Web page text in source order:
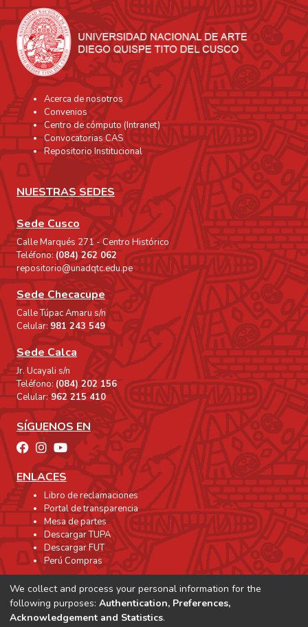
Acerca de nosotros
Convenios
Centro de cómputo (Intranet)
Convocatorias CAS
Repositorio Institucional
NUESTRAS SEDES
Sede Cusco
Calle Marqués 271 - Centro Histórico
Teléfono:(084) 262 062
repositorio@unadqtc.edu.pe
Sede Checacupe
Calle Túpac Amaru s/n
Celular: 981 243 549
Sede Calca
Jr. Ucayali s/n
Teléfono:(084) 202 156
Celular:962 215 410
SÍGUENOS EN
ENLACES
Libro de reclamaciones
Portal de transparencia
Mesa de partes
Descargar TUPA
Descargar FUT
Perú Compras
We collect and process your personal information for the
following purposes: Authentication, Preferences,
Acknowledgement and Statistics.